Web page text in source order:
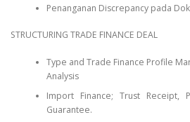
Penanganan Discrepancy pada
STRUCTURING TRADE FINANCE DEAL
Type and Trade Finance Profile
Analysis
Import Finance; Trust Receipt,
Guarantee.